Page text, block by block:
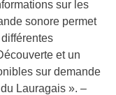
sur les
sonore permet
et un
sur demande
Lauragais ». –